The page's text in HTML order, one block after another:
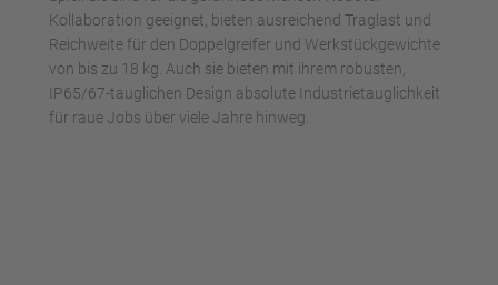
Kollaboration geeignet, bieten ausreichend Traglast und
Reichweite für den Doppelgreifer und Werkstückgewichte
von bis zu 18 kg. Auch sie bieten mit ihrem robusten,
IP65/67-tauglichen Design absolute Industrietauglichkeit
für raue Jobs über viele Jahre hinweg.